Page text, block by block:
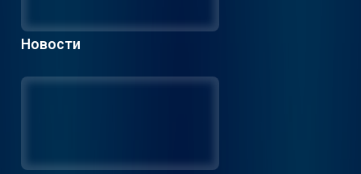
Новости